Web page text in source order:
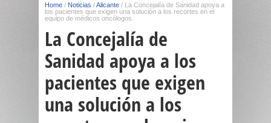
Home / Noticias /Alicante / La Concejalía de Sanidad apoya a
los pacientes que exigen una solución a los recortes en el
equipo de médicos oncólogos
La Concejalía de
Sanidad apoya a los
pacientes que exigen
una solución a los